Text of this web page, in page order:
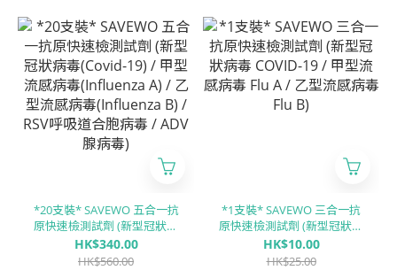
胞病毒 / ADV腺病毒)
胞病毒 / ADV腺病毒)
*20支裝* SAVEWO 五合一抗
原快速檢測試劑 (新型冠狀病
毒(Covid-19) / 甲型流感病毒
(Influenza A) / 乙型流感病毒
HK$340.00
HK$560.00
*1支裝* SAVEWO 三合一抗
原快速檢測試劑 (新型冠狀病
毒 COVID-19 / 甲型流感病毒
Flu A / 乙型流感病毒 Flu B)
HK$10.00
HK$25.00